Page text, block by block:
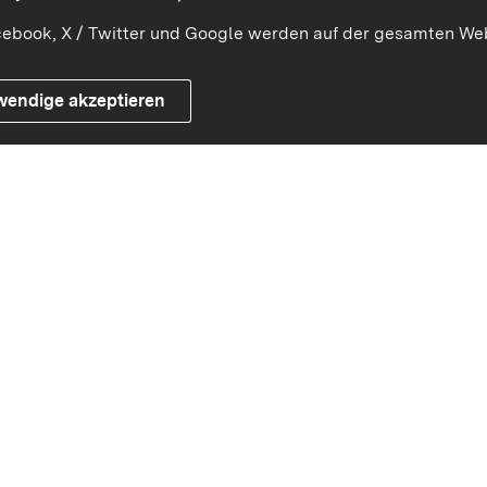
Impressum
X / Twitter und Google werden auf der gesamten
akzeptieren